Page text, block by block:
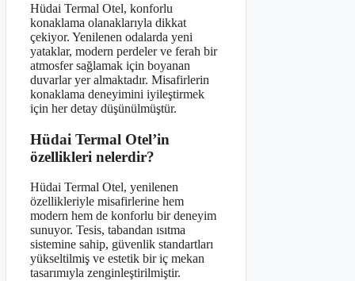
Hüdai Termal Otel, konforlu
konaklama olanaklarıyla dikkat
çekiyor. Yenilenen odalarda yeni
yataklar, modern perdeler ve ferah bir
atmosfer sağlamak için boyanan
duvarlar yer almaktadır. Misafirlerin
konaklama deneyimini iyileştirmek
için her detay düşünülmüştür.
Hüdai Termal Otel’in
özellikleri nelerdir?
Hüdai Termal Otel, yenilenen
özellikleriyle misafirlerine hem
modern hem de konforlu bir deneyim
sunuyor. Tesis, tabandan ısıtma
sistemine sahip, güvenlik standartları
yükseltilmiş ve estetik bir iç mekan
tasarımıyla zenginleştirilmiştir.